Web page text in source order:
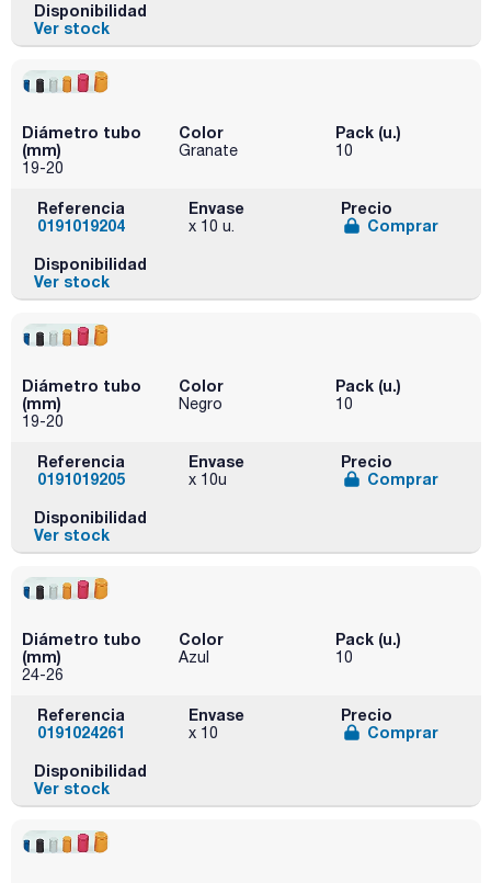
Disponibilidad
Ver stock
Diámetro tubo
(mm)
19-20
Color
Granate
Pack (u.)
10
Referencia
0191019204
Envase
x 10 u.
Precio
Comprar
Disponibilidad
Ver stock
Diámetro tubo
(mm)
19-20
Color
Negro
Pack (u.)
10
Referencia
0191019205
Envase
x 10u
Precio
Comprar
Disponibilidad
Ver stock
Diámetro tubo
(mm)
24-26
Color
Azul
Pack (u.)
10
Referencia
0191024261
Envase
x 10
Precio
Comprar
Disponibilidad
Ver stock